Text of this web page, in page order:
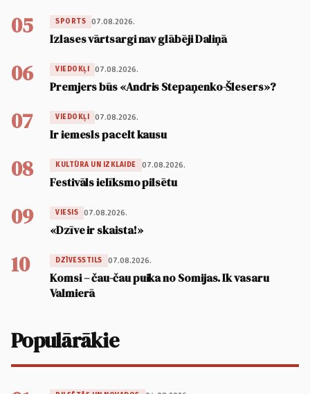
05 SPORTS 07.08.2026.
Izlases vārtsargi nav glābēji Daliņā
06 VIEDOKĻI 07.08.2026.
Premjers būs «Andris Stepaņenko-Šlesers»?
07 VIEDOKĻI 07.08.2026.
Ir iemesls pacelt kausu
08 KULTŪRA UN IZKLAIDE 07.08.2026.
Festivāls ielīksmo pilsētu
09 VIESIS 07.08.2026.
«Dzīve ir skaista!»
10 DZĪVESSTILS 07.08.2026.
Komsi – čau-čau puika no Somijas. Ik vasaru
Valmierā
Populārākie